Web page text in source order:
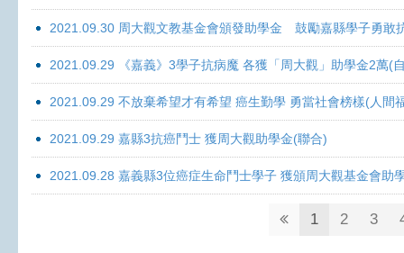
2021.09.30 周大觀文教基金會頒發助學金 鼓勵嘉縣學子勇敢
2021.09.29 《嘉義》3學子抗病魔 各獲「周大觀」助學金2萬(
2021.09.29 不放棄希望才有希望 癌生勤學 勇當社會榜樣(人間
2021.09.29 嘉縣3抗癌鬥士 獲周大觀助學金(聯合)
2021.09.28 嘉義縣3位癌症生命鬥士學子 獲頒周大觀基金會助
1 2 3